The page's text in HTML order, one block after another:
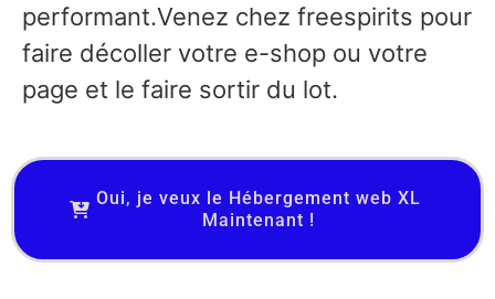
performant.Venez chez freespirits pour
faire décoller votre e-shop ou votre
page et le faire sortir du lot.
Oui, je veux le Hébergement web XL
Maintenant !